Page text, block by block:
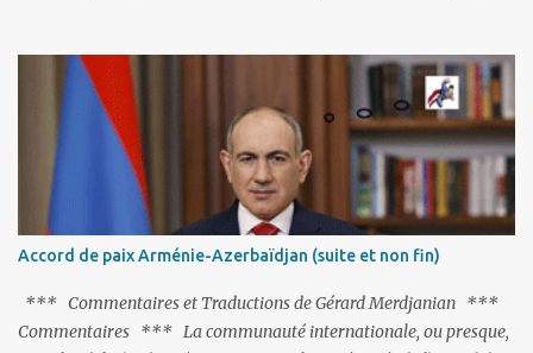
C'est hélas fort peu probable ; l'Histoire ou la Littérature ne sont
pas ses points forts, pas plus d'ailleurs que les négociations avec le
tandem turco-azéri. Faisant fi de tout ce qui précède la chute de
l'URSS, il est exclusivement intéressé par ce qu'il nomme «
l'Arménie réelle ». Même les trois présidents qu'ils l'ont précédés ne
trouvent pas grâce à ses yeux, les traitant de tous les noms, avant
de les traîner en justice. Et comme les politiciens ne lui suffisent
pas, il s'attaque aux dignitaires de l'Église arménienne, les...
Accord de paix Arménie-Azerbaïdjan (suite et non fin)
*** Commentaires et Traductions de Gérard Merdjanian ***
Commentaires *** La communauté internationale, ou presque,